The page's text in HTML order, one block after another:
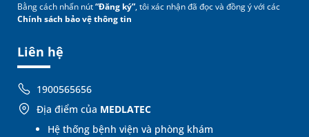
Liên hệ
1900565656
Địa điểm của MEDLATEC
Hệ thống bệnh viện và phòng khám
Bằng cách nhấn nút“Đăng ký”, tôi xác nhận đã đọc và đồng ý với các
Chính sách bảo vệ thông tin